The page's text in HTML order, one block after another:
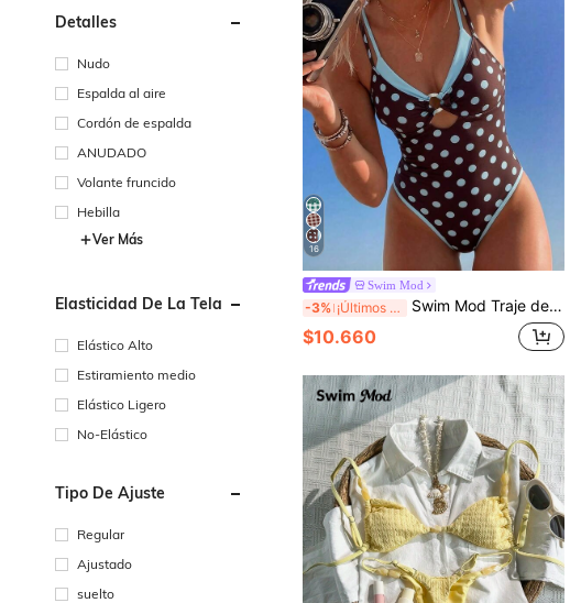
Detalles
Nudo
Espalda al aire
Cordón de espalda
ANUDADO
Volante fruncido
Hebilla
Ver Más
Elasticidad De La Tela
Elástico Alto
Estiramiento medio
Elástico Ligero
No-Elástico
Tipo De Ajuste
Regular
Ajustado
suelto
16
Swim Mod
-3% ¡Últimos 2 días Swim Mod Traje de baño de una pieza a cuadros para mujer con tirantes de espagueti, adecuado para vacaciones en la playa, primavera/verano
$10.660